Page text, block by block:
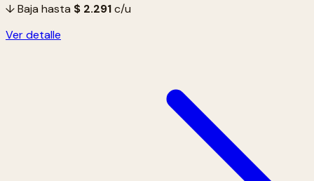
↓ Baja hasta $ 2.291c/u
Ver detalle